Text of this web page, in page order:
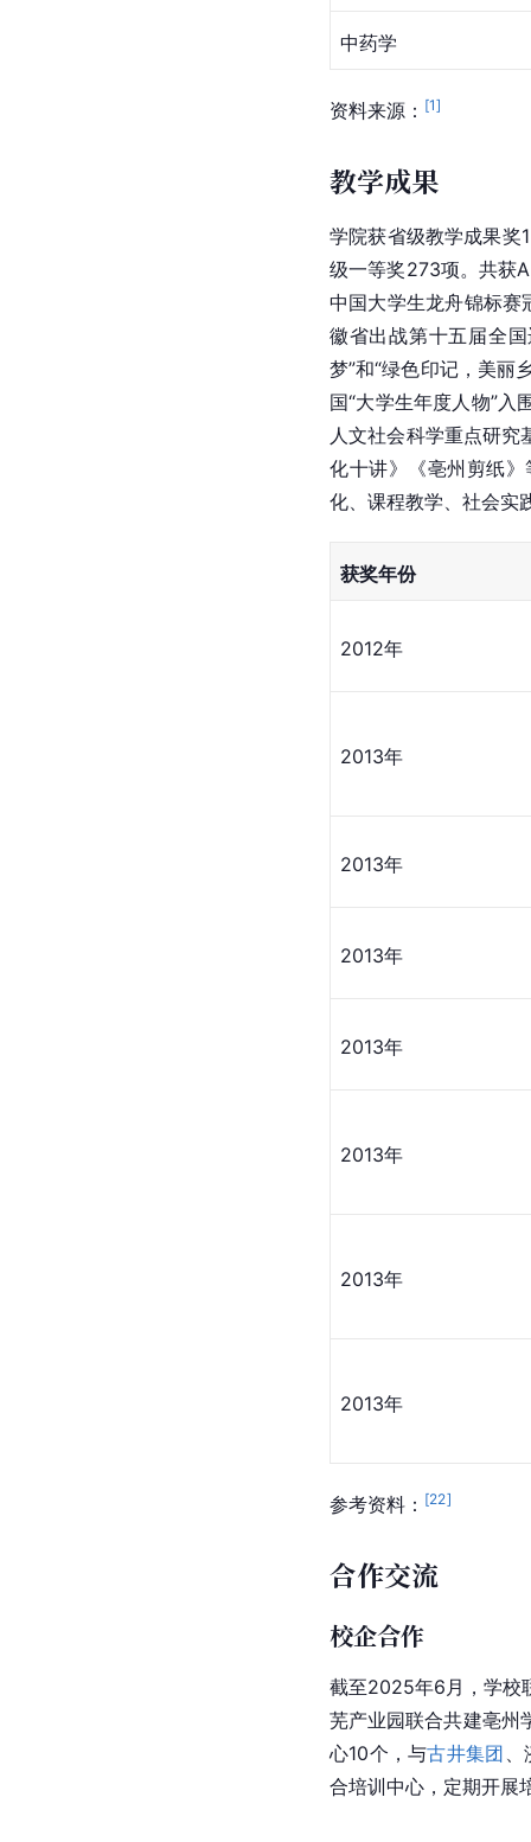
中药学
资料来源： [1]
教学成果
学院获省级教学成果奖
级一等奖273项。共获
中国大学生龙舟锦标
徽省出战第十五届全
梦”和“绿色印记，美丽
国“大学生年度人物”入
人文社会科学重点研究
化十讲》《亳州剪纸
化、课程教学、社会实
获奖年份
2012年
2013年
2013年
2013年
2013年
2013年
2013年
2013年
参考资料： [22]
合作交流
校企合作
截至2025年6月，学校
芜产业园联合共建亳州
心10个，与古井集团 、
合培训中心，定期开展